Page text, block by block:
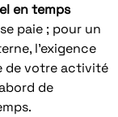
en temps
paie ; pour un
l’exigence
de votre activité
de